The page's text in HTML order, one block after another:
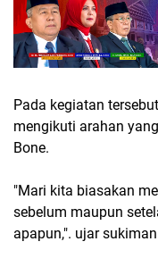
Pada kegiatan
mengikuti arahan
Bone.
"Mari kita biasakan
sebelum maupun
apapun,". ujar